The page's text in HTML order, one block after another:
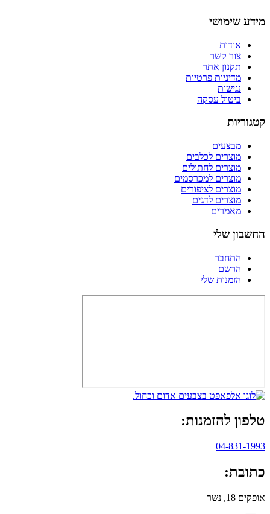
מידע שימושי
אודות
צור קשר
תקנון אתר
מדיניות פרטיות
נגישות
ביטול עסקה
קטגוריות
מבצעים
מוצרים לכלבים
מוצרים לחתולים
מוצרים למכרסמים
מוצרים לציפורים
מוצרים לדגים
מאמרים
החשבון שלי
התחבר
הרשם
הזמנות שלי
טלפון להזמנות:
04-831-1993
כתובת:
אופקים 18, נשר